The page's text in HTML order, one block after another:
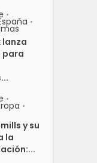
•
•
para
•
•
y su
la